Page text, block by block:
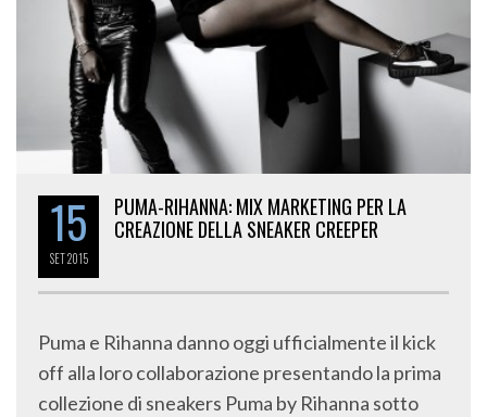
15
SET2015
PUMA-RIHANNA: MIX MARKETING PER LA
CREAZIONE DELLA SNEAKER CREEPER
Puma e Rihanna danno oggi ufficialmente il kick
off alla loro collaborazione presentando la prima
collezione di sneakers Puma by Rihanna sotto